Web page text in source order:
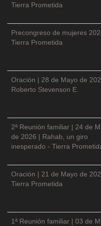
Tierra Prometida
Precongreso de mujeres
Tierra Prometida
Oración | 28 de Mayo de
Roberto Stevenson E.
2ª Reunión familiar | 24 de
de 2026 | Rahab, un giro
inesperado - Tierra
Oración | 21 de Mayo de
Tierra Prometida
1ª Reunión familiar | 03 de